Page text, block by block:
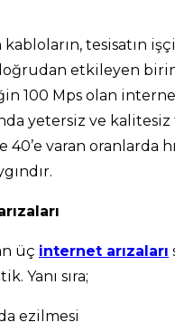
tesisatın
etkileyen
100 Mps olan
yetersiz ve kalitesiz
40’e varan oranlarda
üç internet arızaları
Yanı sıra;
ezilmesi